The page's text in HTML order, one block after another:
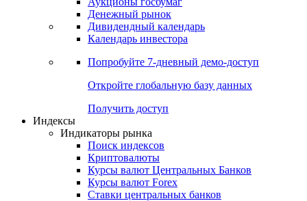
Денежный рынок
Дивидендный календарь
Календарь инвестора
Попробуйте 7-дневный демо-доступ
Откройте глобальную базу данных
Получить доступ
Индексы
Индикаторы рынка
Поиск индексов
Криптовалюты
Курсы валют Центральных Банков
Курсы валют Forex
Ставки центральных банков